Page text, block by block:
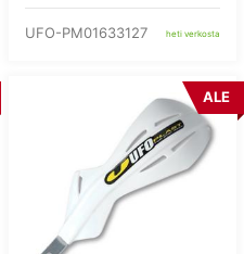
UFO-PM01633127 heti verkosta
ALE